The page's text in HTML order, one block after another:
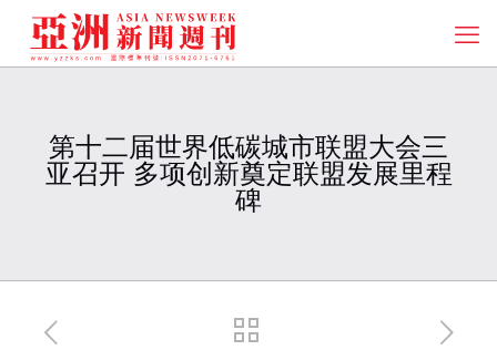
第十二届世界低碳城市联盟大会三
亚召开 多项创新奠定联盟发展里程
碑